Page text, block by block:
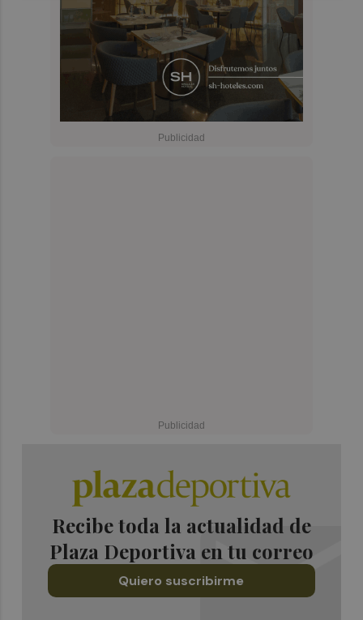
Recibe toda la actualidad de
Plaza Deportiva en tu correo
Quiero suscribirme